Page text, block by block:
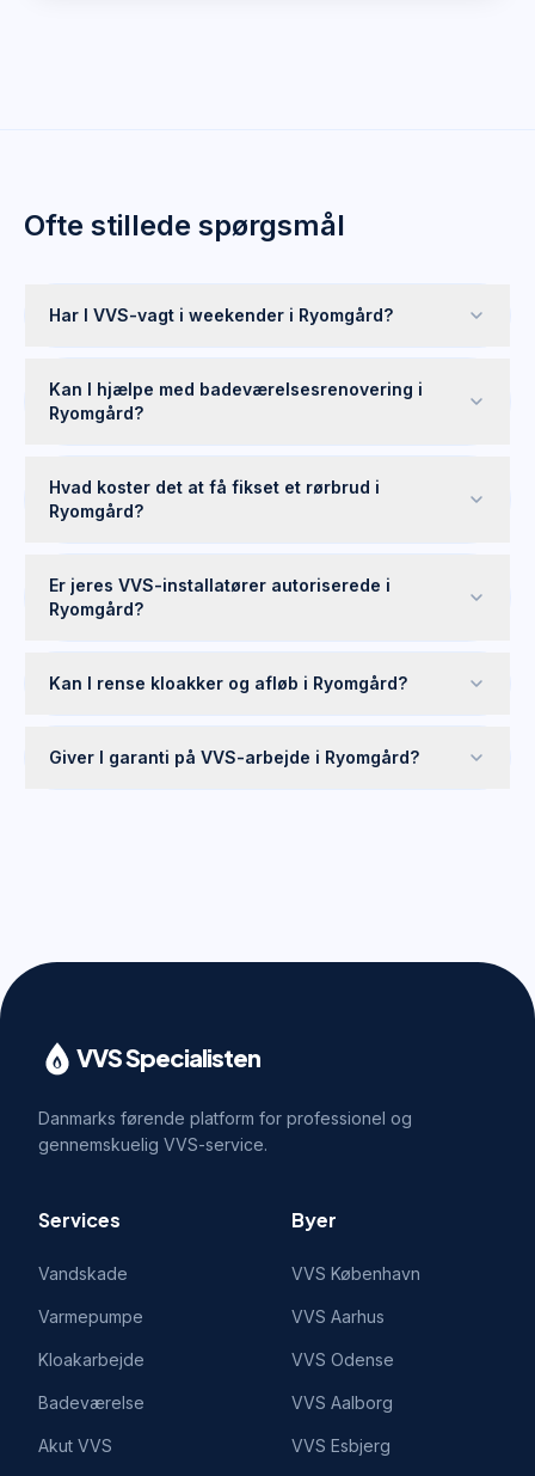
Ofte stillede spørgsmål
Har I VVS-vagt i weekender i Ryomgård?
Kan I hjælpe med badeværelsesrenovering i
Ryomgård?
Hvad koster det at få fikset et rørbrud i
Ryomgård?
Er jeres VVS-installatører autoriserede i
Ryomgård?
Kan I rense kloakker og afløb i Ryomgård?
Giver I garanti på VVS-arbejde i Ryomgård?
VVS Specialisten
Danmarks førende platform for professionel og
gennemskuelig VVS-service.
Services
Vandskade
Varmepumpe
Kloakarbejde
Badeværelse
Akut VVS
Byer
VVS København
VVS Aarhus
VVS Odense
VVS Aalborg
VVS Esbjerg